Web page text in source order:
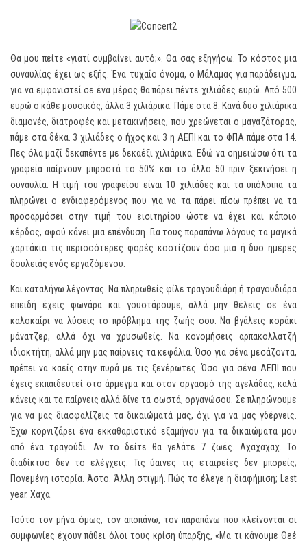
Θα μου πείτε «γιατί συμβαίνει αυτό;». Θα σας εξηγήσω. Το κόστος μια
συναυλίας έχει ως εξής. Ένα τυχαίο όνομα, ο Μάλαμας για παράδειγμα,
για να εμφανιστεί σε ένα μέρος θα πάρει πέντε χιλιάδες ευρώ. Από 500
ευρώ ο κάθε μουσικός, άλλα 3 χιλιάρικα. Πάμε στα 8. Κανά δυο χιλιάρικα
διαμονές, διατροφές και μετακινήσεις, που χρεώνεται ο μαγαζάτορας,
πάμε στα δέκα. 3 χιλιάδες ο ήχος και 3 η ΑΕΠΙ και το ΦΠΑ πάμε στα 14.
Πες όλα μαζί δεκαπέντε με δεκαέξι χιλιάρικα. Εδώ να σημειώσω ότι τα
γραφεία παίρνουν μπροστά το 50% και το άλλο 50 πριν ξεκινήσει η
συναυλία. Η τιμή του γραφείου είναι 10 χιλιάδες και τα υπόλοιπα τα
πληρώνει ο ενδιαφερόμενος που για να τα πάρει πίσω πρέπει να τα
προσαρμόσει στην τιμή του εισιτηρίου ώστε να έχει και κάποιο
κέρδος, αφού κάνει μια επένδυση. Για τους παραπάνω λόγους τα μαγικά
χαρτάκια τις περισσότερες φορές κοστίζουν όσο μια ή δυο ημέρες
δουλειάς ενός εργαζόμενου.
Και καταλήγω λέγοντας. Να πληρωθείς φίλε τραγουδιάρη ή τραγουδιάρα
επειδή έχεις φωνάρα και γουστάρουμε, αλλά μην θέλεις σε ένα
καλοκαίρι να λύσεις το πρόβλημα της ζωής σου. Να βγάλεις κοράκι
μάνατζερ, αλλά όχι να χρυσωθείς. Να κονομήσεις αρπακολλατζή
ιδιοκτήτη, αλλά μην μας παίρνεις τα κεφάλια. Όσο για σένα μεσάζοντα,
πρέπει να καείς στην πυρά με τις ξενέρωτες. Όσο για σένα ΑΕΠΙ που
έχεις εκπαιδευτεί στο άρμεγμα και στον οργασμό της αγελάδας, καλά
κάνεις και τα παίρνεις αλλά δίνε τα σωστά, οργανώσου. Σε πληρώνουμε
για να μας διασφαλίζεις τα δικαιώματά μας, όχι για να μας γδέρνεις.
Έχω κορνιζάρει ένα εκκαθαριστικό εξαμήνου για τα δικαιώματα μου
από ένα τραγούδι. Αν το δείτε θα γελάτε 7 ζωές. Αχαχαχαχ. Το
διαδίκτυο δεν το ελέγχεις. Τις ύαινες τις εταιρείες δεν μπορείς;
Πονεμένη ιστορία. Άστο. Άλλη στιγμή. Πώς το έλεγε η διαφήμιση; Last
year. Χαχα.
Τούτο τον μήνα όμως, τον αποπάνω, τον παραπάνω που κλείνονται οι
συμφωνίες έχουν πάθει όλοι τους κρίση ύπαρξης, «Μα τι κάνουμε Θεέ